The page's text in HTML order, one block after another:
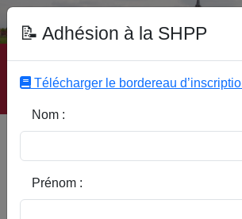
Accueil | Site SHPP | Auteurs |
Sous-Rubriques | Mots-Clefs |
📝 Adhésion à la SHPP
Télécharger le bordereau
Nom :
Prénom :